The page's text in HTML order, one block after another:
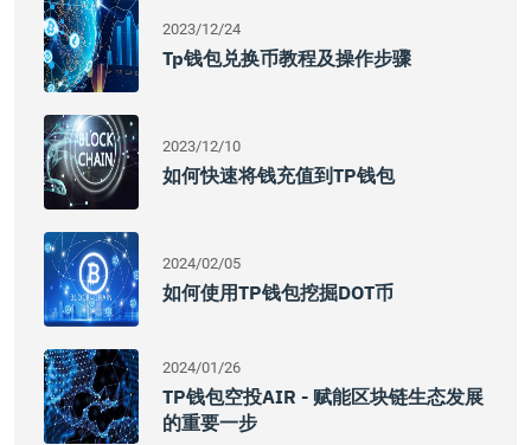
2023/12/24
Tp钱包兑换币教程及操作步骤
2023/12/10
如何快速将钱充值到TP钱包
2024/02/05
如何使用TP钱包挖掘DOT币
2024/01/26
TP钱包空投AIR - 赋能区块链生态发展
的重要一步